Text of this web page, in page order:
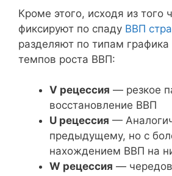
Кроме этого, исходя из того
фиксируют по спаду ВВП
разделяют по типам
темпов роста ВВП:
V рецессия — резкое
восстановление ВВП
U рецессия —
предыдущему, но с
нахождением ВВП на
W рецессия —